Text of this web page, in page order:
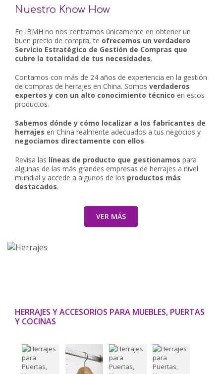
Nuestro Know How
En IBMH no nos centramos únicamente en obtener un
buen precio de compra, te ofrecemos un verdadero
Servicio Estratégico de Gestión de Compras que
cubre la totalidad de tus necesidades.
Contamos con más de 24 años de experiencia en la gestión
de compras de herrajes en China. Somos verdaderos
expertos y con un alto conocimiento técnico en estos
productos.
Sabemos dónde y cómo localizar a los fabricantes de
herrajes en China realmente adecuados a tus negocios y
negociamos directamente con ellos.
Revisa las líneas de producto que gestionamos para
algunas de las más grandes empresas de herrajes a nivel
mundial y accede a algunos de los productos más
destacados.
VER MÁS
HERRAJES Y ACCESORIOS PARA MUEBLES, PUERTAS
Y COCINAS